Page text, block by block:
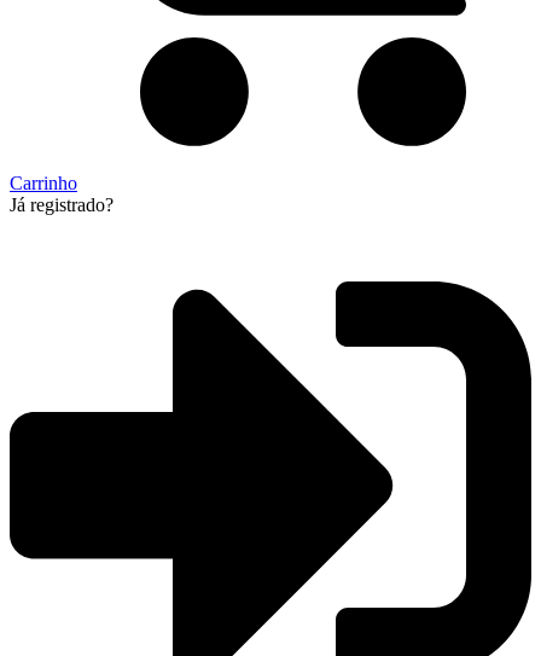
Carrinho
Já registrado?